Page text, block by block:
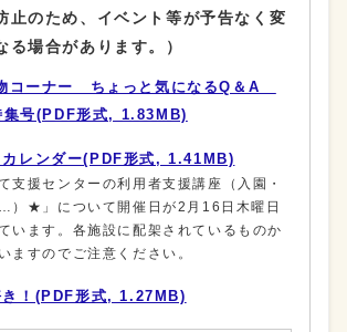
止のため、イベント等が予告なく変
る場合があります。）
コーナー ちょっと気になるQ＆A
集号(PDF形式, 1.83MB)
カレンダー(PDF形式, 1.41MB)
支援センターの利用者支援講座（入園・
）★」について開催日が2月16日木曜日
います。各施設に配架されているものか
ますのでご注意ください。
き！(PDF形式, 1.27MB)